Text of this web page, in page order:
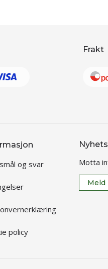
Frakt
og svar
policy
Motta
Meld